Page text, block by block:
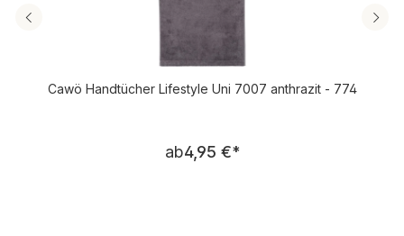
Cawö Handtücher Lifestyle Uni 7007 anthrazit - 774
Regulärer Preis:
ab4,95 €*